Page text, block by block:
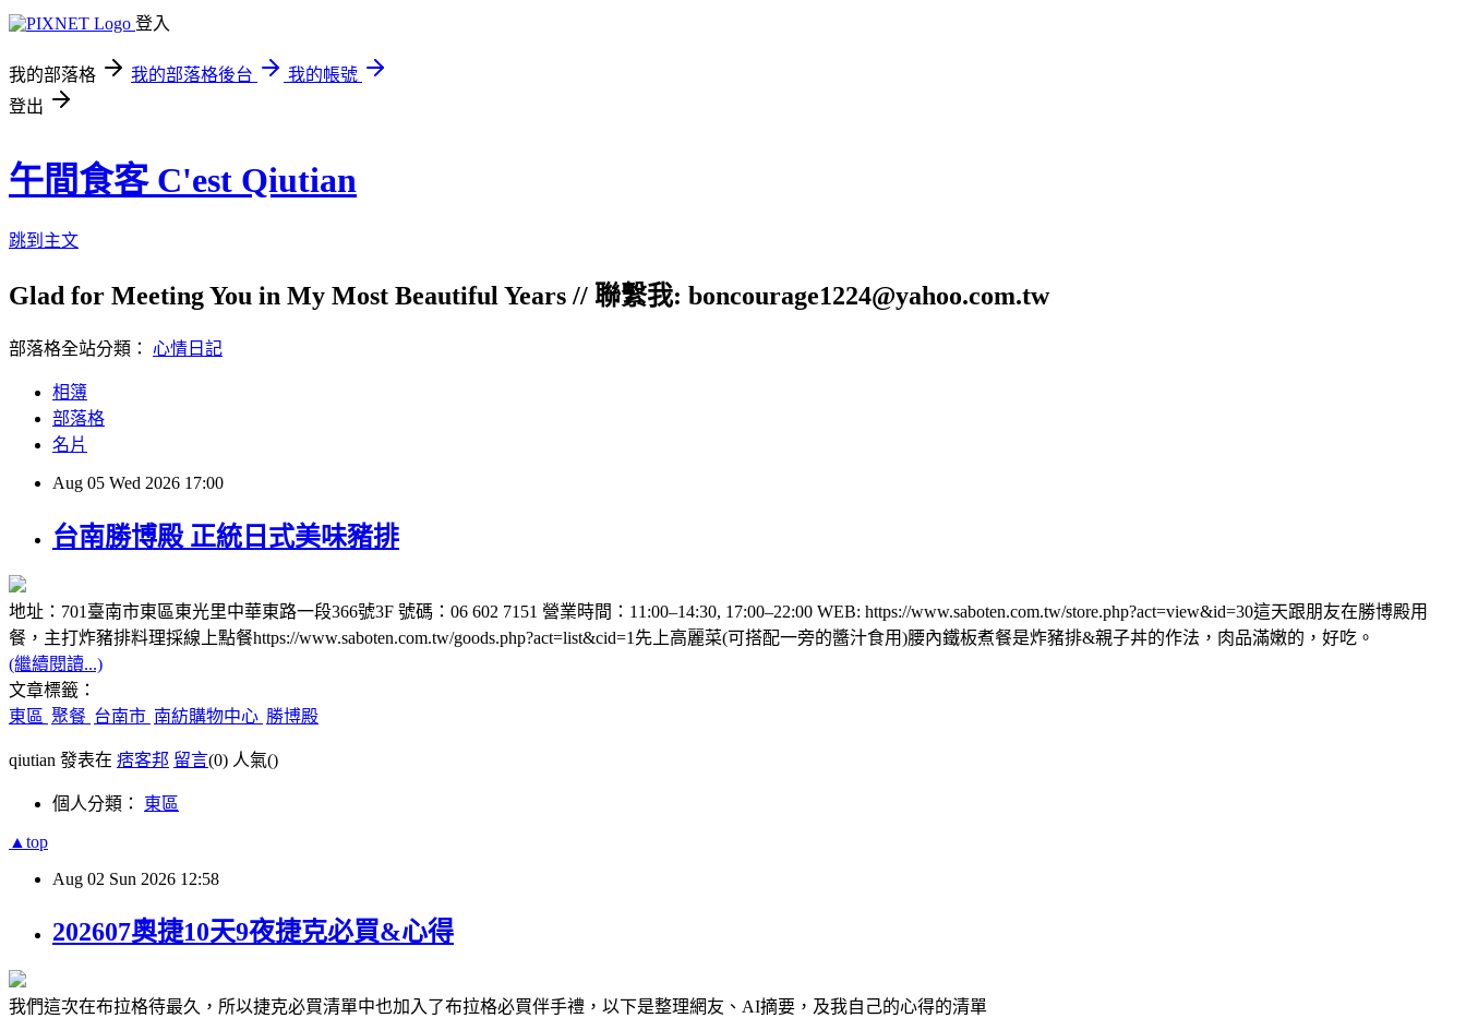
登入
我的部落格 我的部落格後台
我的帳號
登出
午間食客 C'est Qiutian
跳到主文
Glad for Meeting You in My Most Beautiful Years // 聯繫我: boncourage1224@yahoo.com.tw
部落格全站分類： 心情日記
相簿
部落格
名片
Aug 05 Wed 2026 17:00
台南勝博殿 正統日式美味豬排
地址：701臺南市東區東光里中華東路一段366號3F 號碼：06 602 7151 營業時間：11:00–14:30, 17:00–22:00 WEB: https://www.saboten.com.tw/store.php?act=view&id=30這天跟朋友在勝博殿用
餐，主打炸豬排料理採線上點餐https://www.saboten.com.tw/goods.php?act=list&cid=1先上高麗菜(可搭配一旁的醬汁食用)腰內鐵板煮餐是炸豬排&親子丼的作法，肉品滿嫩的，好吃。
(繼續閱讀...)
文章標籤：
東區 聚餐 台南市 南紡購物中心 勝博殿
qiutian 發表在 痞客邦 留言(0) 人氣()
個人分類： 東區
▲top
Aug 02 Sun 2026 12:58
202607奧捷10天9夜捷克必買&心得
我們這次在布拉格待最久，所以捷克必買清單中也加入了布拉格必買伴手禮，以下是整理網友、AI摘要，及我自己的心得的清單